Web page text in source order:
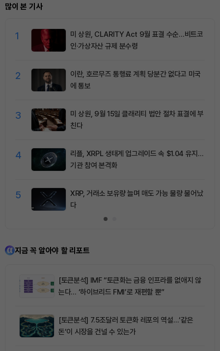
많이 본 기사
1
미 상원, CLARITY Act 9월 표결 수순…비트코
인·가상자산 규제 분수령
2
이란, 호르무즈 통행료 계획 당분간 없다고 미국
에 통보
3
미 상원, 9월 15일 클래리티 법안 절차 표결에 부
친다
4
리플, XRPL 생태계 업그레이드 속 $1.04 유지…
기관 참여 본격화
5
XRP, 거래소 보유량 늘며 매도 가능 물량 불어났
다
지금 꼭 알아야 할 리포트
[토큰분석] IMF “토큰화는 금융 인프라를 없애지 않
는다… ‘하이브리드 FMI’로 재편할 뿐”
[토큰분석] 7.5조달러 토큰화 레포의 역설…‘같은
돈’이 시장을 건널 수 있는가